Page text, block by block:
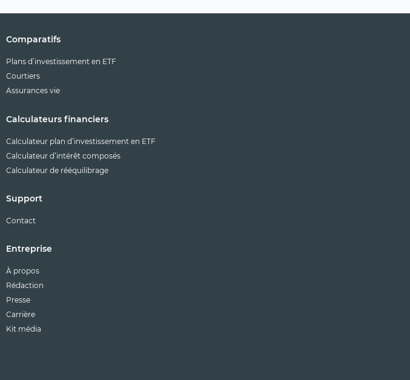
Comparatifs
Plans d’investissement en ETF
Courtiers
Assurances vie
Calculateurs financiers
Calculateur plan d’investissement en ETF
Calculateur d’intérêt composés
Calculateur de rééquilibrage
Support
Contact
Entreprise
À propos
Rédaction
Presse
Carrière
Kit média